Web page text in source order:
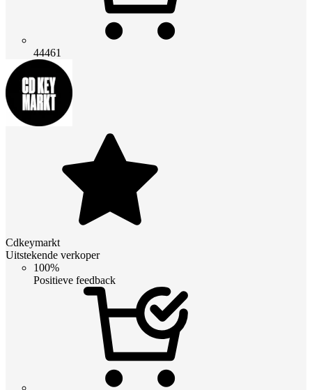
44461
Cdkeymarkt
Uitstekende verkoper
100%
Positieve feedback